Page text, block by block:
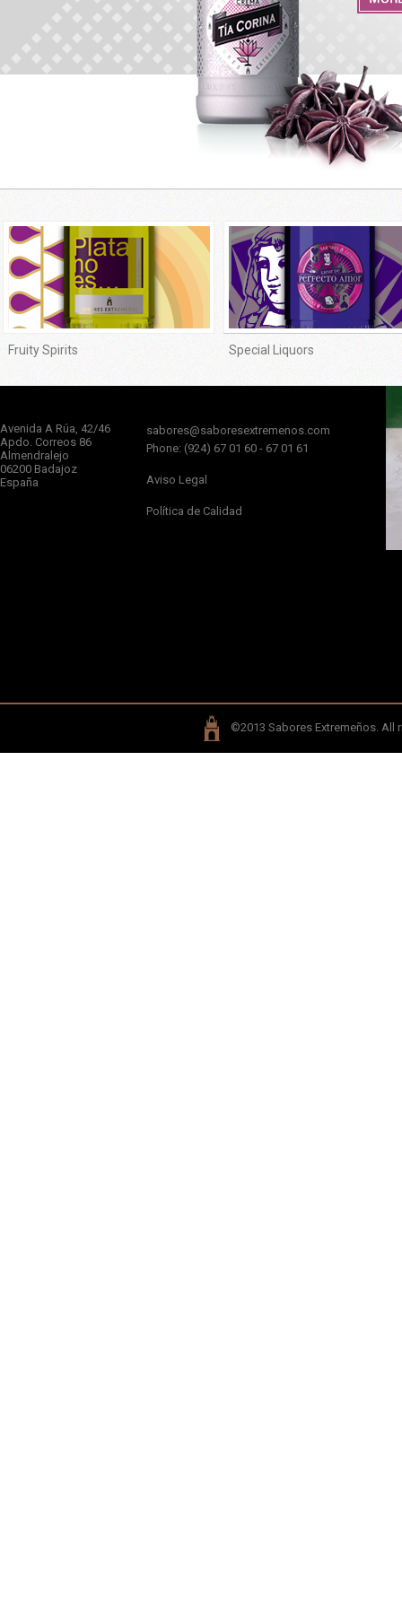
Fruity Spirits Special Liquors
Avenida A Rúa, 42/46
Apdo. Correos 86
Almendralejo
06200 Badajoz
España
sabores@saboresextremenos.com
Phone: (924) 67 01 60 - 67 01 61
Aviso Legal
Política de Calidad
©2013 Sabores Extremeños. All